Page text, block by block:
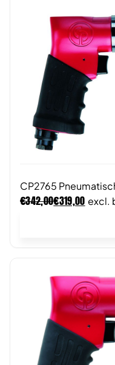
CP2765
€342,00€319,00 excl.